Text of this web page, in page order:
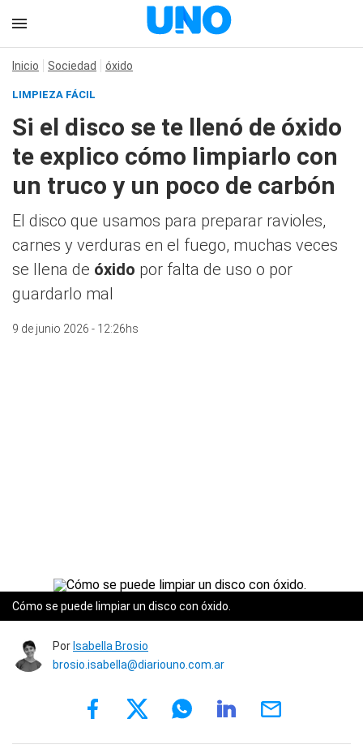
Inicio Sociedad óxido
LIMPIEZA FÁCIL
Si el disco se te llenó de óxido
te explico cómo limpiarlo con
un truco y un poco de carbón
El disco que usamos para preparar ravioles,
carnes y verduras en el fuego, muchas veces
se llena de óxido por falta de uso o por
guardarlo mal
9 de junio 2026 - 12:26hs
Cómo se puede limpiar un disco con óxido.
Por Isabella Brosio
brosio.isabella@diariouno.com.ar